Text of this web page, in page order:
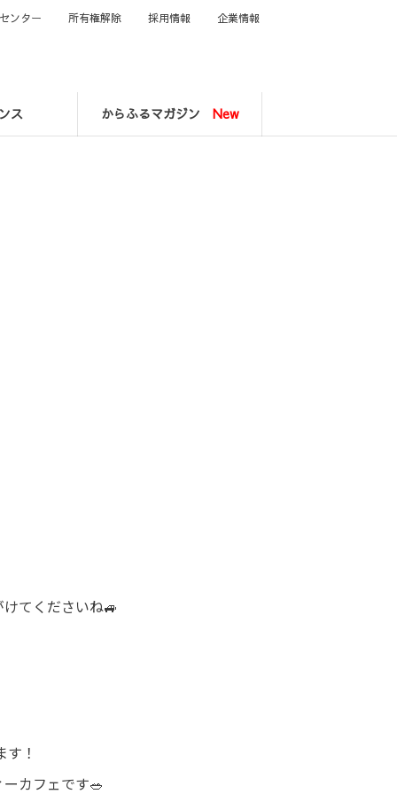
ス からふるマガジン New
ンター 所有権解除 採用情報 企業情報
てくださいね🚙
！
カフェです🥗